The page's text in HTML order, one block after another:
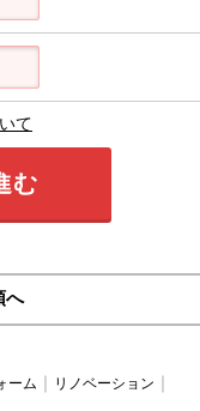
て
む
へ
ーム
リノベーション